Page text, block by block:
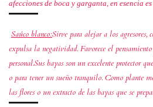
afecciones de boca y garganta, en esencia
Saúco blanco:Sirve para alejar a los agresores,
expulsa la negatividad. Favorece el
personal.Sus bayas son un excelente protector
o para tener un sueño tranquilo. Como plante
las flores o un extracto de las bayas que se